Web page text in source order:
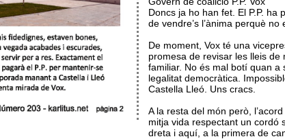
Doncs ja ho han fet. El P.P. ha
de vendre’s l’ànima perquè no
De moment, Vox té una
promesa de revisar les lleis de
familiar. No és mal botí quan a
legalitat democràtica.
Castella Lleó. Uns cracs.
A la resta del món però,
mitja vida respectant un cordó
dreta i aquí, a la primera de